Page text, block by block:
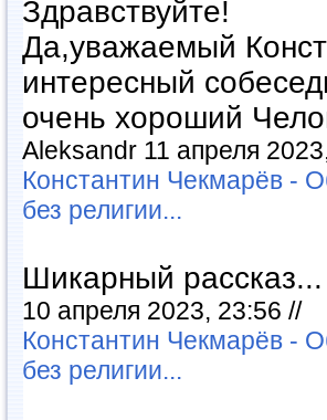
Здравствуйте!
Да,уважаемый
интересный
очень хороший
Aleksandr 11 апреля
Константин Чекмарёв -
без религии...
Шикарный рассказ...
10 апреля 2023, 23:56 //
Константин Чекмарёв -
без религии...